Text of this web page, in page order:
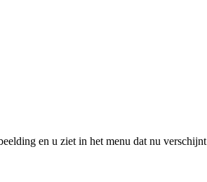
en u ziet in het menu dat nu verschijnt